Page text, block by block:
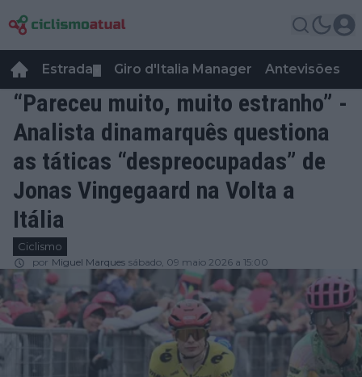
Estrada Giro d'Italia Manager Antevisões
“Pareceu muito, muito estranho” -
Analista dinamarquês questiona
as táticas “despreocupadas” de
Jonas Vingegaard na Volta a
Itália
Ciclismo
por Miguel Marques sábado, 09 maio 2026 a 15:00